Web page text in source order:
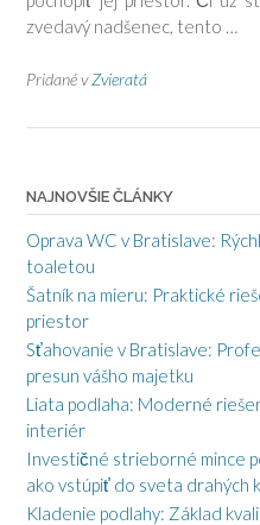
zvedavý nadšenec, tento …
Pridané vZvieratá
NAJNOVŠIE ČLÁNKY
Oprava WC v Bratislave:
toaletou
Šatník na mieru: Praktické
priestor
Sťahovanie v Bratislave:
presun vášho majetku
Liata podlaha: Moderné
interiér
Investičné strieborné mince
ako vstúpiť do sveta drahých
Kladenie podlahy: Základ